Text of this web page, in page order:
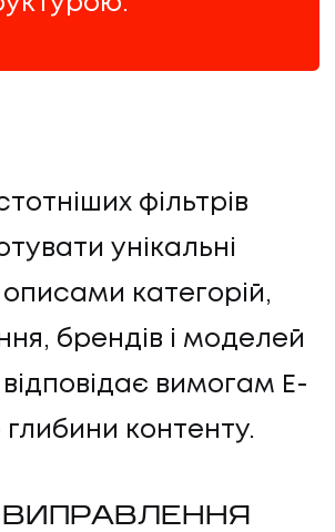
фільтрів
унікальні
категорій,
брендів і моделей
вимогам E-
контенту.